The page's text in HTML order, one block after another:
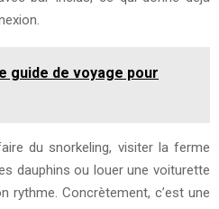
guide de voyage pour
du snorkeling, visiter la ferme
dauphins ou louer une voiturette
rythme. Concrètement, c’est une